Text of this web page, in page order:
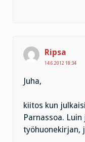
Ripsa
14.6.2012 18:34
Juha,
kiitos kun
Parnassoa.
työhuonekirjan,